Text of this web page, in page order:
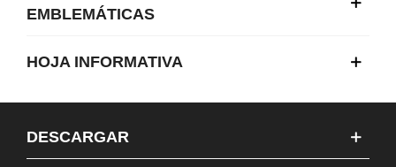
EMBLEMÁTICAS
HOJA INFORMATIVA
DESCARGAR